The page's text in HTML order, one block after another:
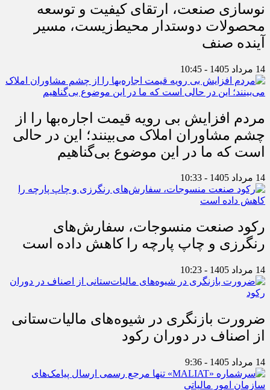
نوسازی صنعت، ارتقای کیفیت و توسعه
محصولات دوستدار محیط‌زیست، مسیر
آینده صنف
14 مرداد 1405 - 10:45
مردم افزایش بی رویه قیمت اجاره‌بها را از
چشم مشاوران املاک می‌بینند؛ این در حالی
است که ما در این موضوع بی‌گناهیم
14 مرداد 1405 - 10:33
رکود صنعت منسوجات، سفارش‌های
رنگرزی و چاپ پارچه را کاهش داده است
14 مرداد 1405 - 10:23
ضرورت بازنگری در شیوه‌های مالیات‌ستانی
از اصناف در دوران رکود
14 مرداد 1405 - 9:36